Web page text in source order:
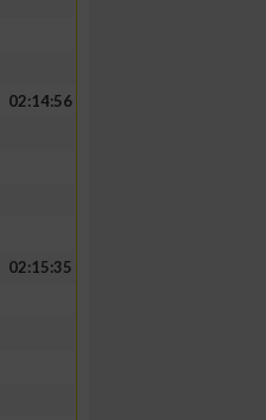
02:14:56
02:15:35